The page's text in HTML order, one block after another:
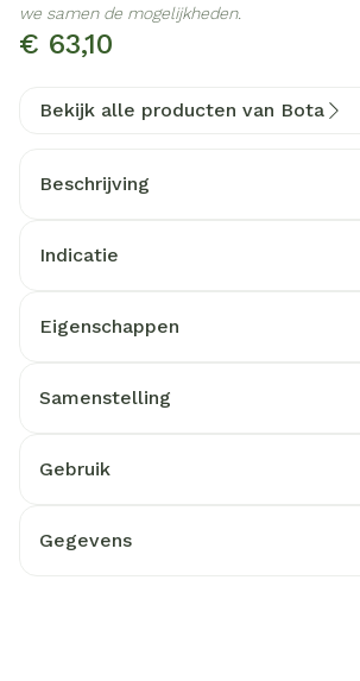
€ 63,10
we samen de mogelijkheden.
Bekijk alle producten van Bota
Beschrijving
Indicatie
Eigenschappen
Samenstelling
Gebruik
Gegevens